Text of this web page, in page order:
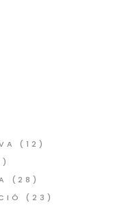
(12)
(28)
(23)